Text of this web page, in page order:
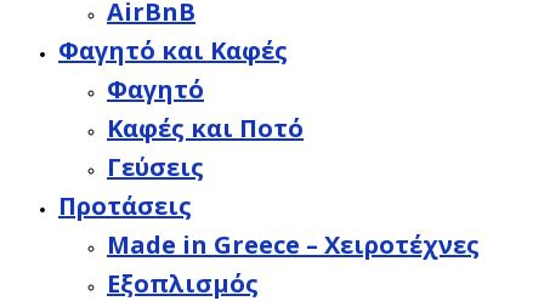
AirBnB
Φαγητό και Καφές
Φαγητό
Καφές και Ποτό
Γεύσεις
Προτάσεις
Made in Greece – Χειροτέχνες
Εξοπλισμός